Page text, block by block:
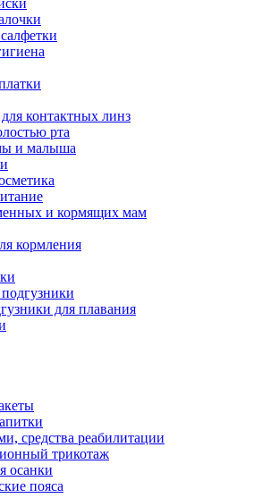
контактных линз
рта
и малыша
и кормящих мам
кормления
для плавания
средства реабилитации
трикотаж
осанки
пояса